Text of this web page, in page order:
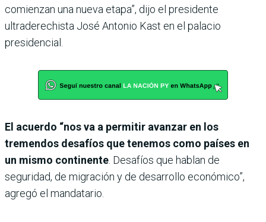
comienzan una nueva etapa”, dijo el presidente
ultraderechista José Antonio Kast en el palacio
presidencial.
El acuerdo “nos va a permitir avanzar en los
tremendos desafíos que tenemos como países en
un mismo continente. Desafíos que hablan de
seguridad, de migración y de desarrollo económico”,
agregó el mandatario.